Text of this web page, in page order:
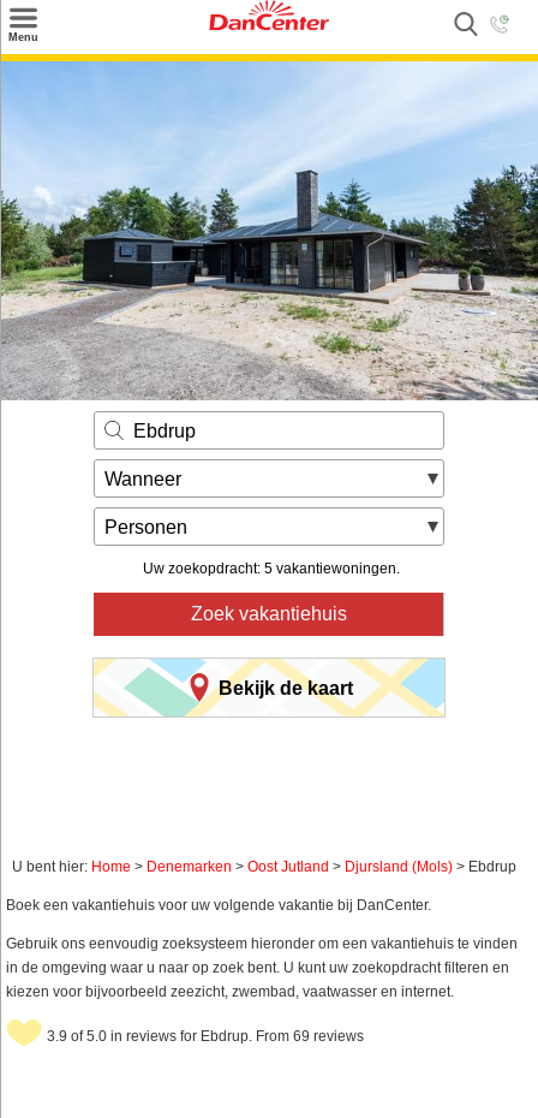
Menu
Service
Kontakt
Ebdrup
Wanneer
Personen
Uw zoekopdracht: 5 vakantiewoningen.
Zoek vakantiehuis
Bekijk de kaart
U bent hier: Home > Denemarken > Oost Jutland > Djursland (Mols) > Ebdrup
Boek een vakantiehuis voor uw volgende vakantie bij DanCenter.
Gebruik ons eenvoudig zoeksysteem hieronder om een vakantiehuis te vinden
in de omgeving waar u naar op zoek bent. U kunt uw zoekopdracht filteren en
kiezen voor bijvoorbeeld zeezicht, zwembad, vaatwasser en internet.
3.9 of 5.0 in reviews for Ebdrup. From 69 reviews